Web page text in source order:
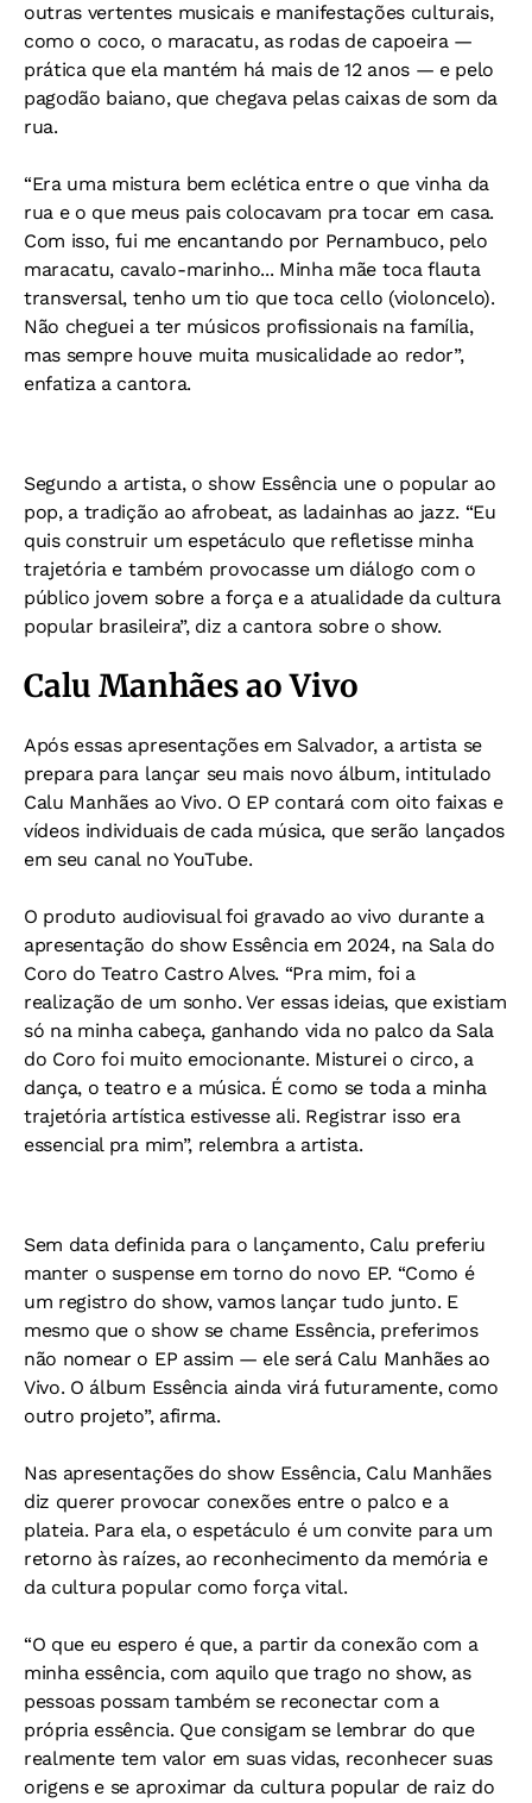
outras vertentes musicais e manifestações culturais,
como o coco, o maracatu, as rodas de capoeira —
prática que ela mantém há mais de 12 anos — e pelo
pagodão baiano, que chegava pelas caixas de som da
rua.
“Era uma mistura bem eclética entre o que vinha da
rua e o que meus pais colocavam pra tocar em casa.
Com isso, fui me encantando por Pernambuco, pelo
maracatu, cavalo-marinho... Minha mãe toca flauta
transversal, tenho um tio que toca cello (violoncelo).
Não cheguei a ter músicos profissionais na família,
mas sempre houve muita musicalidade ao redor”,
enfatiza a cantora.
Segundo a artista, o show Essência une o popular ao
pop, a tradição ao afrobeat, as ladainhas ao jazz. “Eu
quis construir um espetáculo que refletisse minha
trajetória e também provocasse um diálogo com o
público jovem sobre a força e a atualidade da cultura
popular brasileira”, diz a cantora sobre o show.
Calu Manhães ao Vivo
Após essas apresentações em Salvador, a artista se
prepara para lançar seu mais novo álbum, intitulado
Calu Manhães ao Vivo. O EP contará com oito faixas e
vídeos individuais de cada música, que serão lançados
em seu canal no YouTube.
O produto audiovisual foi gravado ao vivo durante a
apresentação do show Essência em 2024, na Sala do
Coro do Teatro Castro Alves. “Pra mim, foi a
realização de um sonho. Ver essas ideias, que existiam
só na minha cabeça, ganhando vida no palco da Sala
do Coro foi muito emocionante. Misturei o circo, a
dança, o teatro e a música. É como se toda a minha
trajetória artística estivesse ali. Registrar isso era
essencial pra mim”, relembra a artista.
Sem data definida para o lançamento, Calu preferiu
manter o suspense em torno do novo EP. “Como é
um registro do show, vamos lançar tudo junto. E
mesmo que o show se chame Essência, preferimos
não nomear o EP assim — ele será Calu Manhães ao
Vivo. O álbum Essência ainda virá futuramente, como
outro projeto”, afirma.
Nas apresentações do show Essência, Calu Manhães
diz querer provocar conexões entre o palco e a
plateia. Para ela, o espetáculo é um convite para um
retorno às raízes, ao reconhecimento da memória e
da cultura popular como força vital.
“O que eu espero é que, a partir da conexão com a
minha essência, com aquilo que trago no show, as
pessoas possam também se reconectar com a
própria essência. Que consigam se lembrar do que
realmente tem valor em suas vidas, reconhecer suas
origens e se aproximar da cultura popular de raiz do